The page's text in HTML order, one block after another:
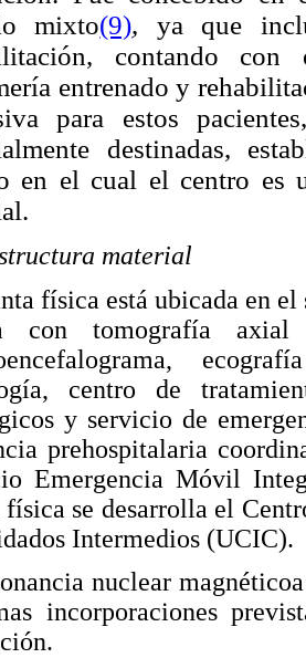
mixto(9), ya que
contando con
entrenado y
para estos
destinadas,
en el cual el centro es
material
física está ubicada en
con tomografía axial
centro de
y servicio de
prehospitalaria
Emergencia Móvil
física se desarrolla el
Intermedios (UCIC).
nuclear
incorporaciones